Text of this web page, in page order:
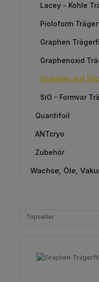
Lacey - Kohle
Pioloform
Graphen
Graphenoxid
Graphen auf
SiO - Formvar
Quantifoil
ANTcryo
Zubehör
Wachse, Öle,